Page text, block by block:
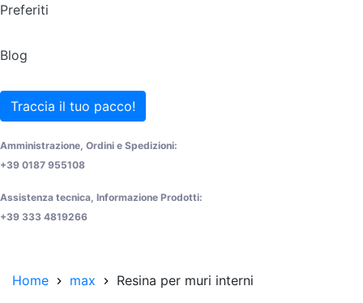
Preferiti
Blog
Traccia il tuo pacco!
Amministrazione, Ordini e Spedizioni:
+39 0187 955108
Assistenza tecnica, Informazione Prodotti:
+39 333 4819266
Home max
Resina per muri interni